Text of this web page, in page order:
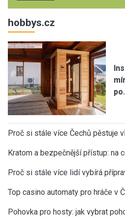
hobbys.cz
Proč si stále více Čechů pěstuje
Kratom a bezpečnější přístup: na
Proč si stále více lidí vybírá
Top casino automaty pro hráče v
Pohovka pro hosty: jak vybrat